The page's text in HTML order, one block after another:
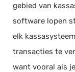
gebied van
software lopen
elk
transacties te
want vooral als